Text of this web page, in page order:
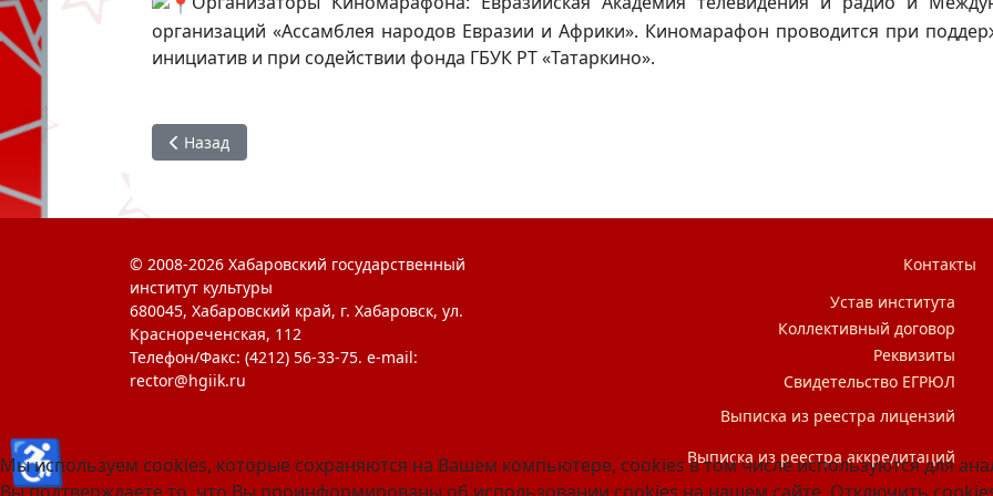
организаций «Ассамблея народов Евразии и Африки». Киномарафон проводится при
инициатив и при содействии фонда ГБУК РТ «Татаркино».
Предыдущий: #ЯГоржусь : киномарафон «Победили вместе»
Назад
© 2008-2026 Хабаровский государственный
институт культуры
680045, Хабаровский край, г. Хабаровск, ул.
Краснореченская, 112
Телефон/Факс: (4212) 56-33-75. e-mail:
rector@hgiik.ru
Контакты
Устав института
Коллективный договор
Реквизиты
Свидетельство ЕГРЮЛ
Выписка из реестра лицензий
Выписка из реестра аккредитаций
Мы используем cookies, которые сохраняются на Вашем компьютере, cookies в том числе используются для